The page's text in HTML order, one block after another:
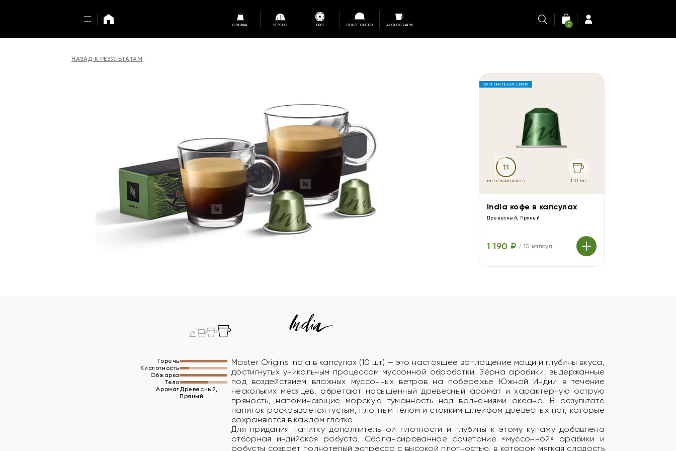
ORIGINAL VERTUO PRO DOLCE GUSTO АКСЕССУАРЫ 0
НАЗАД К РЕЗУЛЬТАТАМ
ОРИГИНАЛЬНАЯ СЕРИЯ
11
интенсивность 110 мл
India кофе в капсулах
Древесный, Пряный
1 190 ₽ / 10 капсул
Горечь
Кислотность
Обжарка
Тело
АроматДревесный,
Пряный
Master Origins India в капсулах (10 шт) — это настоящее воплощение мощи и глубины вкуса,
достигнутых уникальным процессом муссонной обработки. Зёрна арабики, выдержанные
под воздействием влажных муссонных ветров на побережье Южной Индии в течение
нескольких месяцев, обретают насыщенный древесный аромат и характерную острую
пряность, напоминающие морскую туманность над волнениями океана. В результате
напиток раскрывается густым, плотным телом и стойким шлейфом древесных нот, которые
сохраняются в каждом глотке.
Для придания напитку дополнительной плотности и глубины к этому купажу добавлена
отборная индийская робуста. Сбалансированное сочетание «муссонной» арабики и
робусты создаёт полнотелый эспрессо с высокой плотностью, в котором мягкая сладость